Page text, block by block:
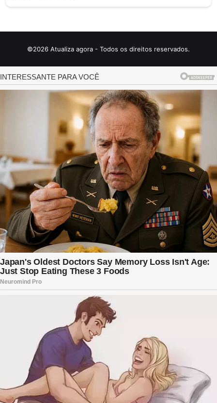
©2026 Atualiza agora - Todos os direitos reservados.